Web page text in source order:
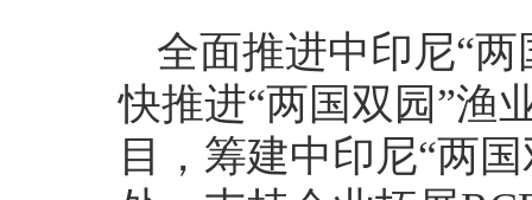
全面推进中印尼“
快推进“两国双园”渔
目，筹建中印尼“两